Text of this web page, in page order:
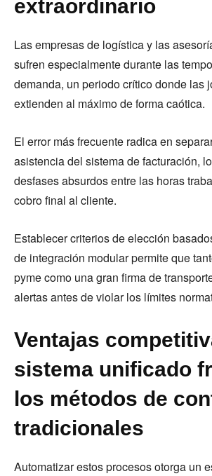
extraordinario
Las empresas de logística y las
sufren especialmente durante las
demanda, un periodo crítico donde las
extienden al máximo de forma caótica.
El error más frecuente radica en
asistencia del sistema de facturación,
desfases absurdos entre las horas
cobro final al cliente.
Establecer criterios de elección
de integración modular permite que
pyme como una gran firma de
alertas antes de violar los límites
Ventajas
sistema unificado
los métodos de
tradicionales
Automatizar estos procesos otorga un